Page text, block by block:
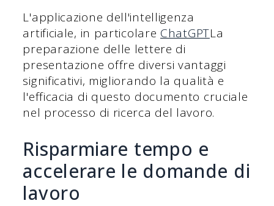
L'applicazione dell'intelligenza
artificiale, in particolare ChatGPTLa
preparazione delle lettere di
presentazione offre diversi vantaggi
significativi, migliorando la qualità e
l'efficacia di questo documento cruciale
nel processo di ricerca del lavoro.
Risparmiare tempo e
accelerare le domande di
lavoro